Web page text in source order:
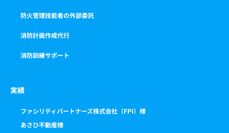
防火管理技能者の外部委託
消防計画作成代行
消防訓練サポート
実績
ファシリティパートナーズ株式会社（FPI）様
あさひ不動産様